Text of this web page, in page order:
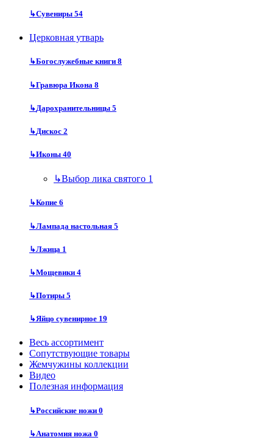
↳Сувениры 54
Церковная утварь
↳Богослужебные книги 8
↳Гравюра Икона 8
↳Дарохранительницы 5
↳Дискос 2
↳Иконы 40
↳Выбор лика святого 1
↳Копие 6
↳Лампада настольная 5
↳Лжица 1
↳Мощевики 4
↳Потиры 5
↳Яйцо сувенирное 19
Весь ассортимент
Сопутствующие товары
Жемчужины коллекции
Видео
Полезная информация
↳Российские ножи 0
↳Анатомия ножа 0